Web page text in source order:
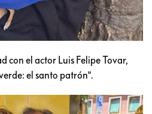
con el actor Luis Felipe Tovar,
el santo patrón".